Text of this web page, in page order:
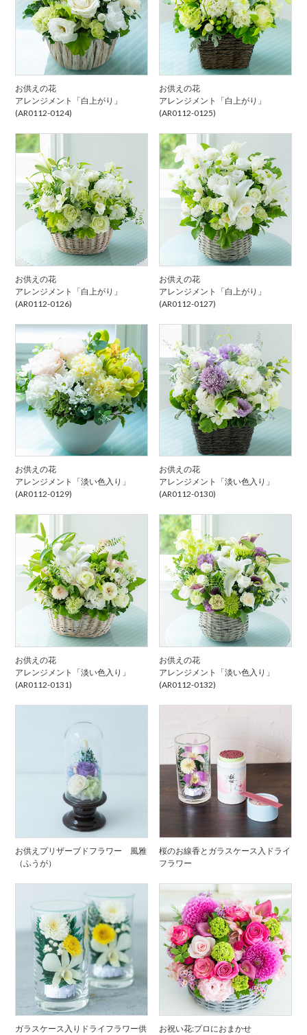
お供えの花
アレンジメント「白上がり」
(AR0112-0124)
お供えの花
アレンジメント「白上がり」
(AR0112-0125)
お供えの花
アレンジメント「白上がり」
(AR0112-0126)
お供えの花
アレンジメント「白上がり」
(AR0112-0127)
お供えの花
アレンジメント「淡い色入り」
(AR0112-0129)
お供えの花
アレンジメント「淡い色入り」
(AR0112-0130)
お供えの花
アレンジメント「淡い色入り」
(AR0112-0131)
お供えの花
アレンジメント「淡い色入り」
(AR0112-0132)
お供えプリザーブドフラワー 風雅
（ふうが）
桜のお線香とガラスケース入ドライ
フラワー
ガラスケース入りドライフラワー供
お祝い花:プロにおまかせ